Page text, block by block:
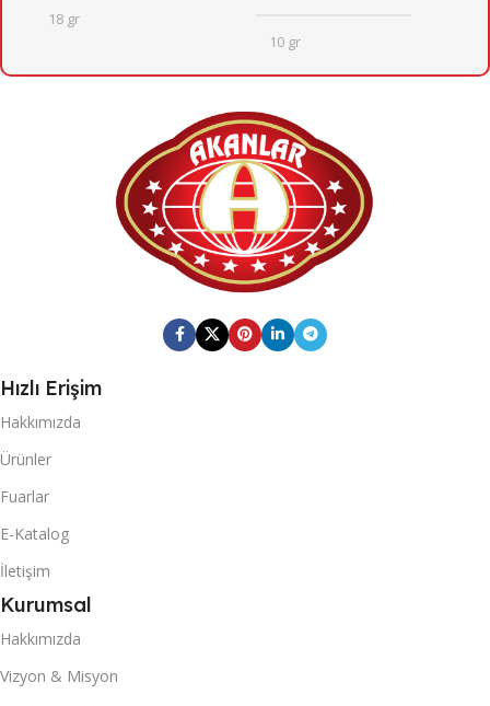
18 gr
KOLI İÇI ADET 6
KOLI ÖLÇÜSÜ
164mm X 247mm X 201mm
KOLI BRÜT AĞIRLIĞI
KOLI BARKOD
20 DC KONTEYNER
40 DC KONTEYNER
8466
10 gr
KOLI ÖLÇÜSÜ
379mm X 384mm X 282mm
KOLI BRÜT AĞIRLIĞI
13,85
Hızlı Erişim
Hakkımızda
Ürünler
Fuarlar
E-Katalog
İletişim
Kurumsal
Hakkımızda
Vizyon & Misyon